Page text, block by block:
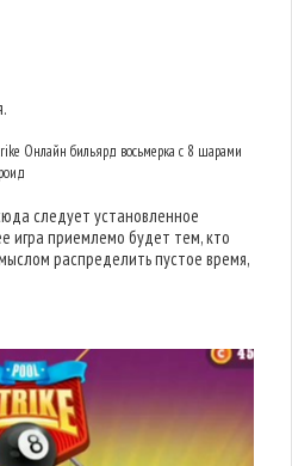
Онлайн бильярд восьмерка с 8 шарами
следует установленное
игра приемлемо будет тем, кто
распределить пустое время,